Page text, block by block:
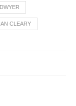
CLEARY